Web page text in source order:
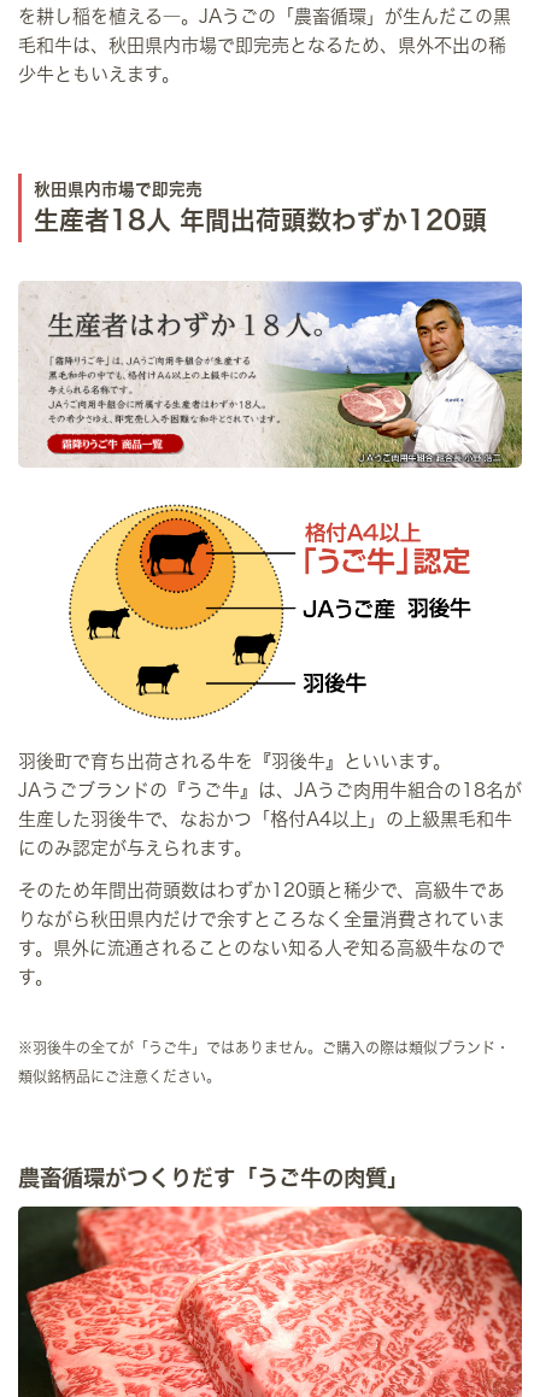
を耕し稲を植える―。JAうごの「農畜循環」が生んだこの黒
毛和牛は、秋田県内市場で即完売となるため、県外不出の稀
少牛ともいえます。
秋田県内市場で即完売
生産者18人 年間出荷頭数わずか120頭
羽後町で育ち出荷される牛を『羽後牛』といいます。
JAうごブランドの『うご牛』は、JAうご肉用牛組合の18名が
生産した羽後牛で、なおかつ「格付A4以上」の上級黒毛和牛
にのみ認定が与えられます。
そのため年間出荷頭数はわずか120頭と稀少で、高級牛であ
りながら秋田県内だけで余すところなく全量消費されていま
す。県外に流通されることのない知る人ぞ知る高級牛なので
す。
※羽後牛の全てが「うご牛」ではありません。ご購入の際は類似ブランド・
類似銘柄品にご注意ください。
農畜循環がつくりだす「うご牛の肉質」